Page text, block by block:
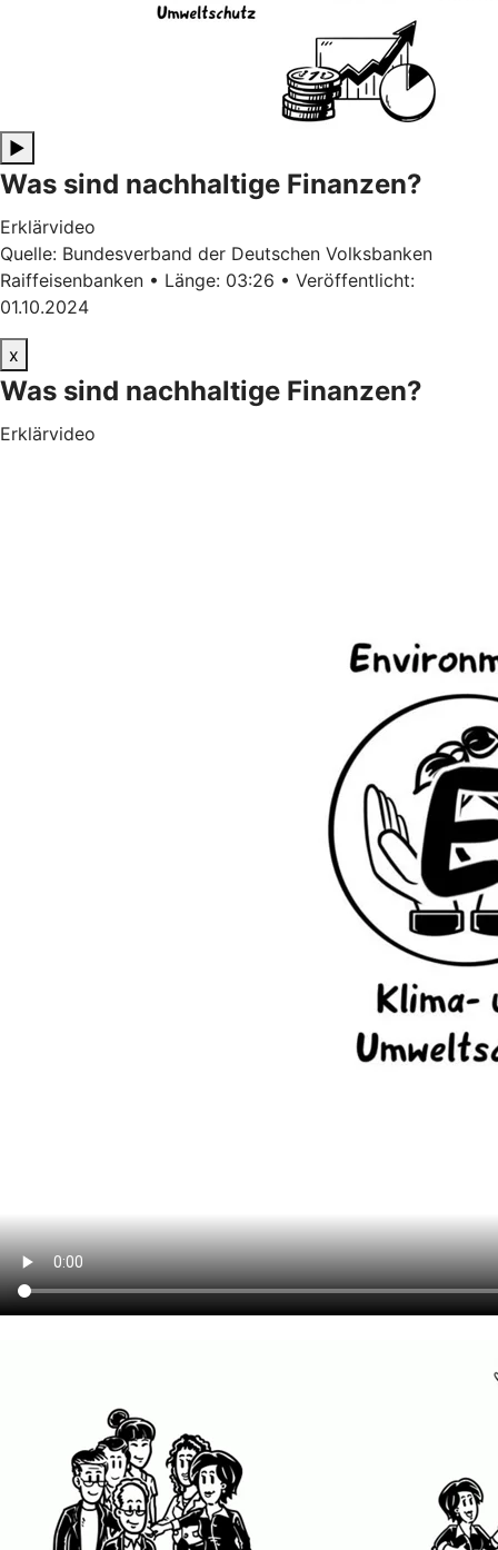
▶
Was sind nachhaltige Finanzen?
Erklärvideo
Quelle: Bundesverband der Deutschen Volksbanken
Raiffeisenbanken • Länge: 03:26 • Veröffentlicht:
01.10.2024
x
Was sind nachhaltige Finanzen?
Erklärvideo